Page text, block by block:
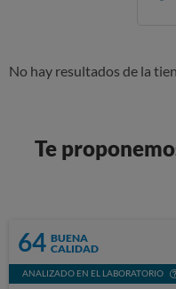
No hay resultados de la
Te
64 BUENA
CALIDAD
ANALIZADO EN EL LABORATORIO